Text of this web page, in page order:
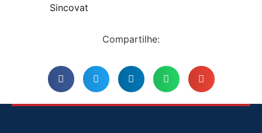
Sincovat
Compartilhe: